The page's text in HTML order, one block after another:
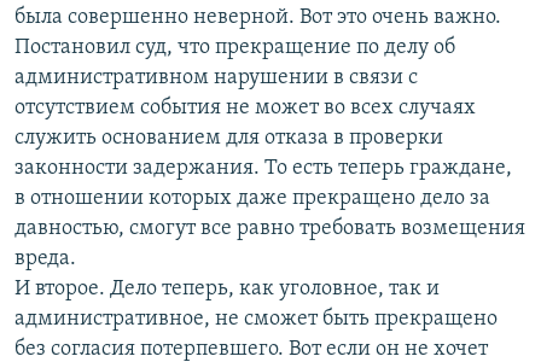
была совершенно неверной. Вот это очень важно.
Постановил суд, что прекращение по делу об
административном нарушении в связи с
отсутствием события не может во всех случаях
служить основанием для отказа в проверки
законности задержания. То есть теперь граждане,
в отношении которых даже прекращено дело за
давностью, смогут все равно требовать возмещения
вреда.
И второе. Дело теперь, как уголовное, так и
административное, не сможет быть прекращено
без согласия потерпевшего. Вот если он не хочет